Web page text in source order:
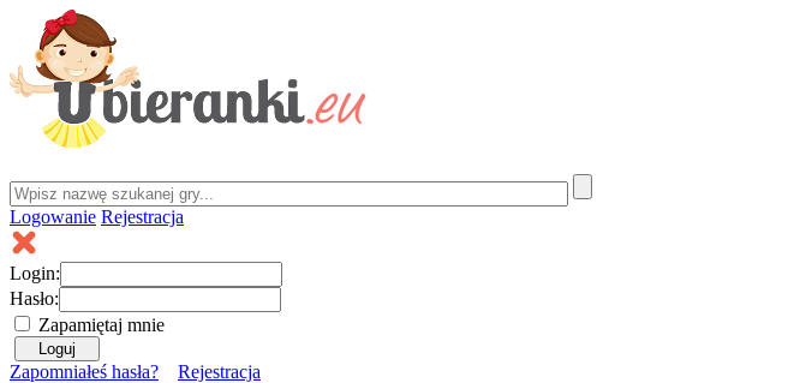
Logowanie Rejestracja
Login:
Hasło:
Zapamiętaj mnie
Zapomniałeś hasła? Rejestracja